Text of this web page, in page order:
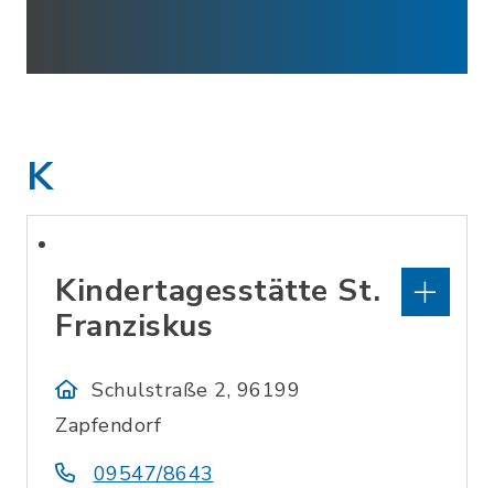
K
Kindertagesstätte St.
Franziskus
Schulstraße 2, 96199
Zapfendorf
09547/8643